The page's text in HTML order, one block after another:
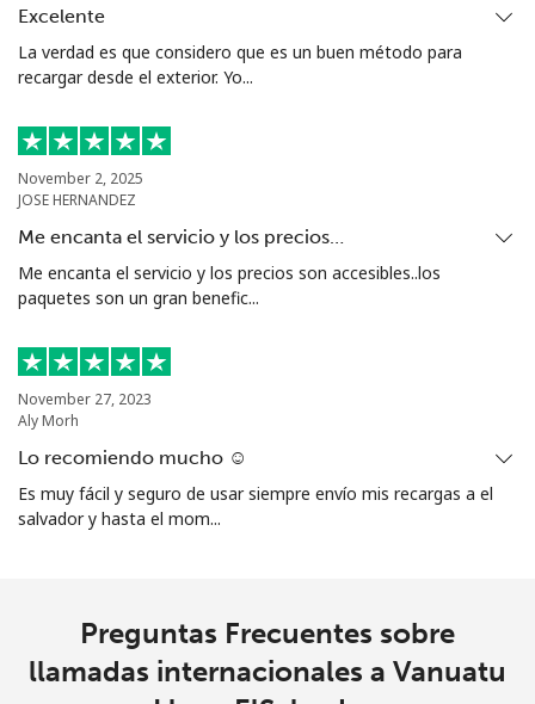
Excelente
La verdad es que considero que es un buen método para
recargar desde el exterior. Yo...
November 2, 2025
JOSE HERNANDEZ
Me encanta el servicio y los precios…
Me encanta el servicio y los precios son accesibles..los
paquetes son un gran benefic...
November 27, 2023
Aly Morh
Lo recomiendo mucho ☺️
Es muy fácil y seguro de usar siempre envío mis recargas a el
salvador y hasta el mom...
Preguntas Frecuentes sobre
llamadas internacionales a Vanuatu